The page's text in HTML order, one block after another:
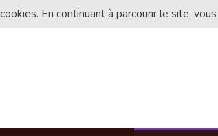
En continuant à parcourir le site,